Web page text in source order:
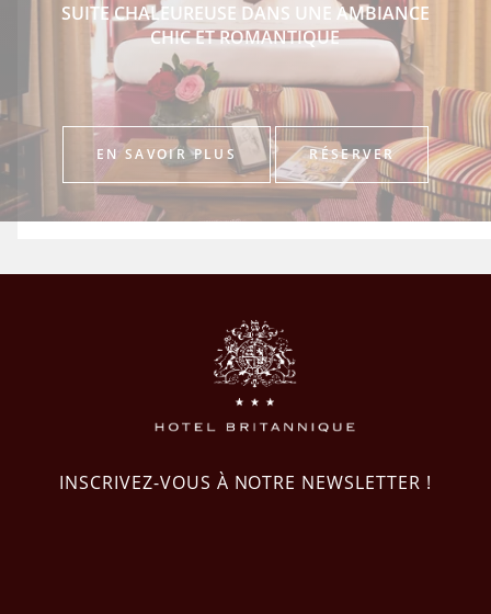
SUITE CHALEUREUSE DANS UNE AMBIANCE
CHIC ET ROMANTIQUE
EN SAVOIR PLUS RÉSERVER
INSCRIVEZ-VOUS À NOTRE NEWSLETTER !